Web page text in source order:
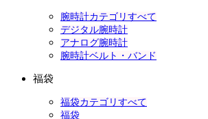
腕時計カテゴリすべて
デジタル腕時計
アナログ腕時計
腕時計ベルト・バンド
福袋
福袋カテゴリすべて
福袋